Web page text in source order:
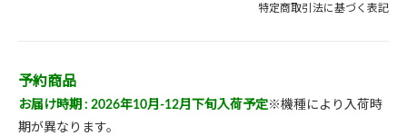
特定商取引法に基づく表記
予約商品
お届け時期 : 2026年10月-12月下旬入荷予定※機種により入荷時
期が異なります。